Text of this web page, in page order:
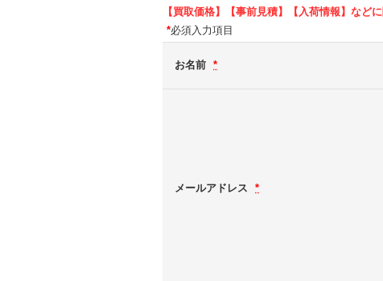
【買取価格】【事前見積】【入荷情報】など
*必須入力項目
お名前 *
メールアドレス *